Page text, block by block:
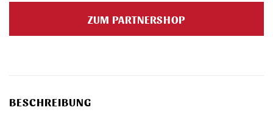
ZUM PARTNERSHOP
BESCHREIBUNG